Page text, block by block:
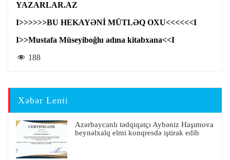
YAZARLAR.AZ
I>>>>>>BU HEKAYƏNİ MÜTLƏQ OXU<<<<<<I
I>>Mustafa Müseyiboğlu adına kitabxana<<I
188
Xəbər Lenti
Azərbaycanlı tədqiqatçı Aybəniz Haşımova
beynəlxalq elmi konqresdə iştirak edib